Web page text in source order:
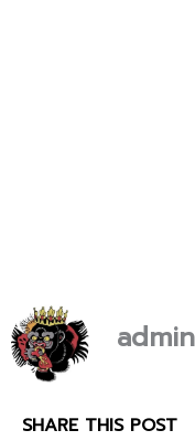
admin
SHARE THIS POST